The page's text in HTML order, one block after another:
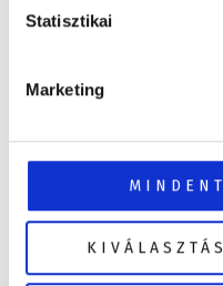
Statisztikai
Marketing
Thermotető emelő
Thermotető emelő
kezelés, tartós
oldalburkolatra